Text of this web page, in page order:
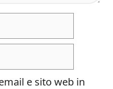
e sito web in